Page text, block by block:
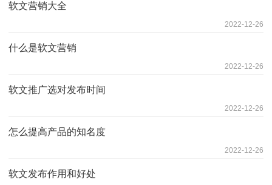
软文营销大全
2022-12-26
什么是软文营销
2022-12-26
软文推广选对发布时间
2022-12-26
怎么提高产品的知名度
2022-12-26
软文发布作用和好处